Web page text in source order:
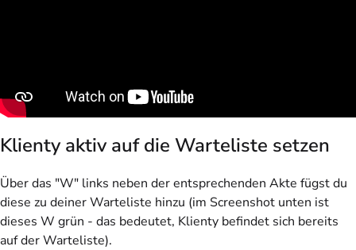
Klienty aktiv auf die Warteliste setzen
Über das "W" links neben der entsprechenden Akte fügst du
diese zu deiner Warteliste hinzu (im Screenshot unten ist
dieses W grün - das bedeutet, Klienty befindet sich bereits
auf der Warteliste).